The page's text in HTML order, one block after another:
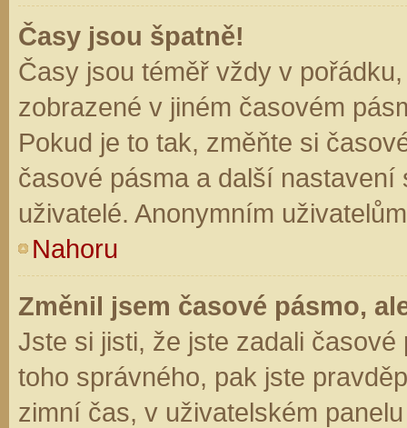
Časy jsou špatně!
Časy jsou téměř vždy v
zobrazené v jiném časovém
Pokud je to tak, změňte si
časové pásma a další
uživatelé. Anonymním
Nahoru
Změnil jsem časové pásmo,
Jste si jisti, že jste zadali
toho správného, pak jste
zimní čas, v uživatelském